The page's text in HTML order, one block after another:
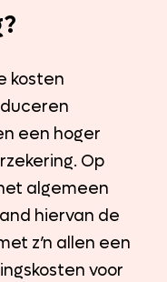
kosten
een hoger
Op
algemeen
hiervan de
z’n allen een
voor